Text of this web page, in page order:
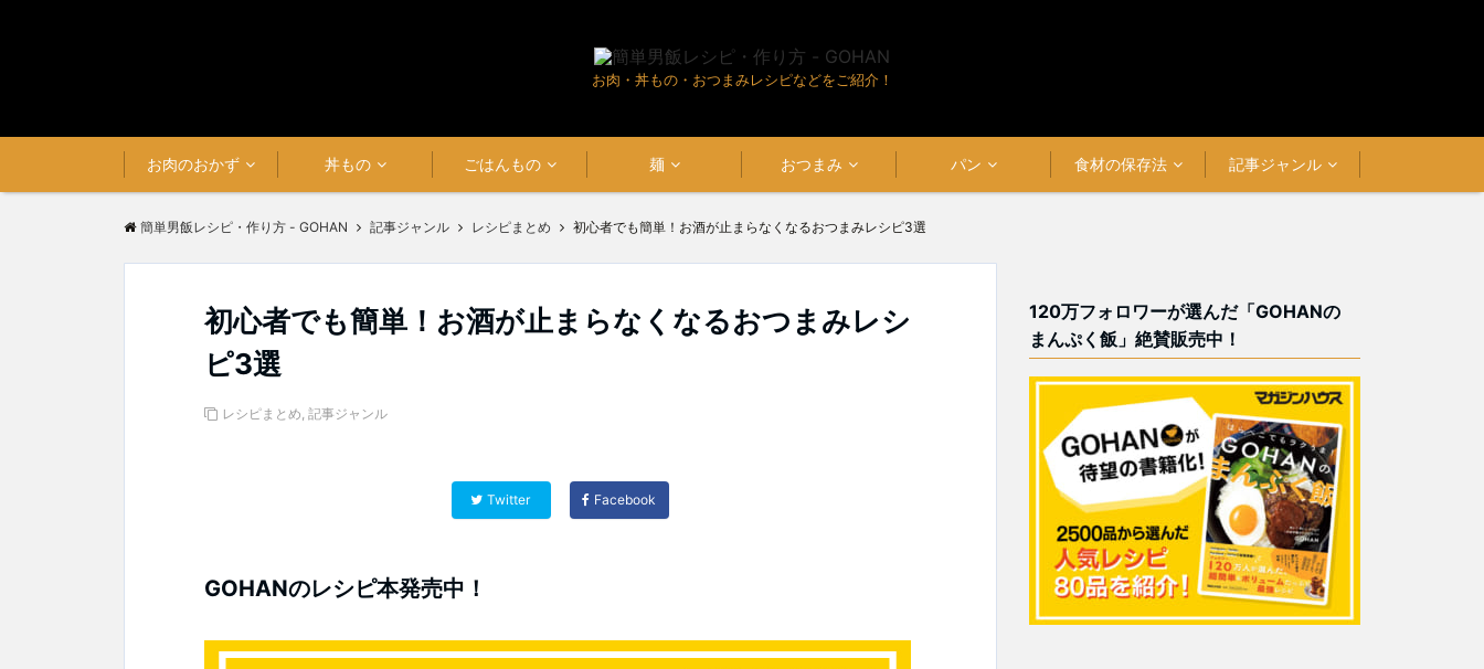
お肉・丼もの・おつまみレシピなどをご紹介！
お肉のおかず 丼もの ごはんもの 麺 おつまみ パン 食材の保存法 記事ジャンル
簡単男飯レシピ・作り方 - GOHAN 記事ジャンル レシピまとめ 初心者でも簡単！お酒が止まらなくなるおつまみレシピ3選
初心者でも簡単！お酒が止まらなくなるおつまみレシ
ピ3選
レシピまとめ, 記事ジャンル
Twitter Facebook
GOHANのレシピ本発売中！
120万フォロワーが選んだ「GOHANの
まんぷく飯」絶賛販売中！